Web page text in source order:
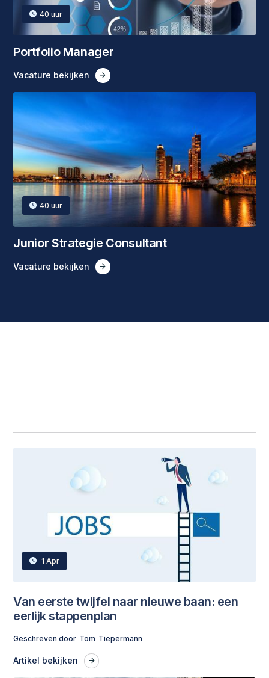
40 uur
Portfolio Manager
Vacature bekijken
40 uur
Junior Strategie Consultant
Vacature bekijken
1 Apr
Van eerste twijfel naar nieuwe baan: een
eerlijk stappenplan
Geschreven door Tom Tiepermann
Artikel bekijken